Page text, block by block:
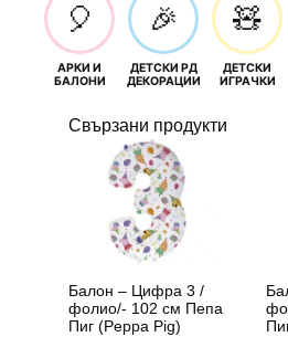
🎈
АРКИ И
БАЛОНИ
🎉
ДЕТСКИ РД
ДЕКОРАЦИИ
🧸
ДЕТСКИ
ИГРАЧКИ
Свързани продукти
Балон – Цифра 3 /
фолио/- 102 см Пепа
Пиг (Peppa Pig)